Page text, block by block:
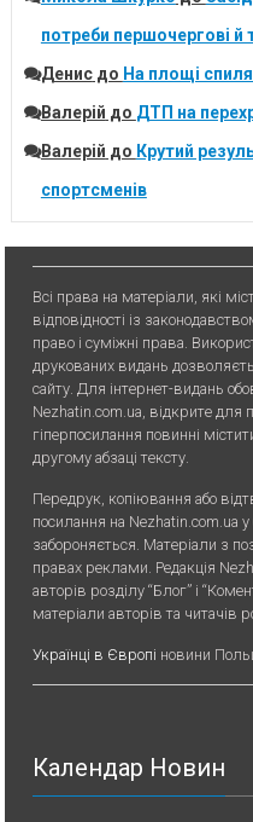
потреби першочергові й
Денисдо На площі
Валерій до ДТП на
Валерій до Крутий
спортсменів
Всі права на матеріали, які
відповідності із
право і суміжні права.
друкованих видань
сайту. Для iнтернет-видань
Nezhatin.com.ua, відкрите для
гіперпосилання повинні
другому абзаці тексту.
Передрук, копiювання або
посилання на Nezhatin.com.ua
забороняється. Матеріали з
правах реклами. Редакція
авторів розділу “Блог” і
матеріали авторів та читачів
Українці в Європі новини
Календар Новин